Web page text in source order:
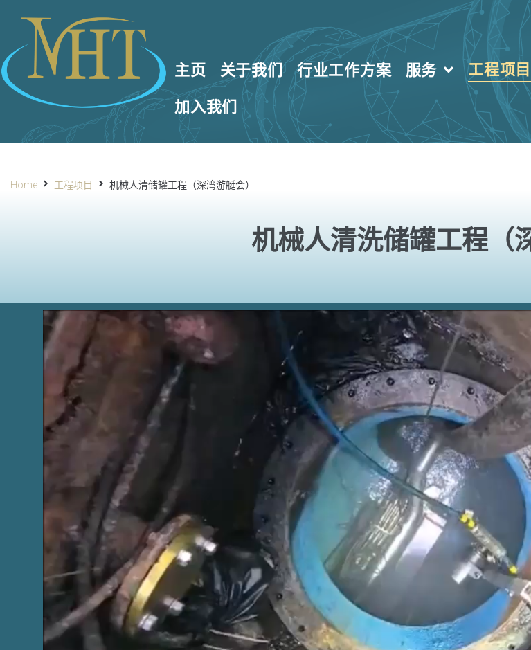
主页 关于我们 行业工作方案 服务 工程项目
加入我们
Home 工程项目 机械人清储罐工程（深湾游艇会）
机械人清洗储罐工程（